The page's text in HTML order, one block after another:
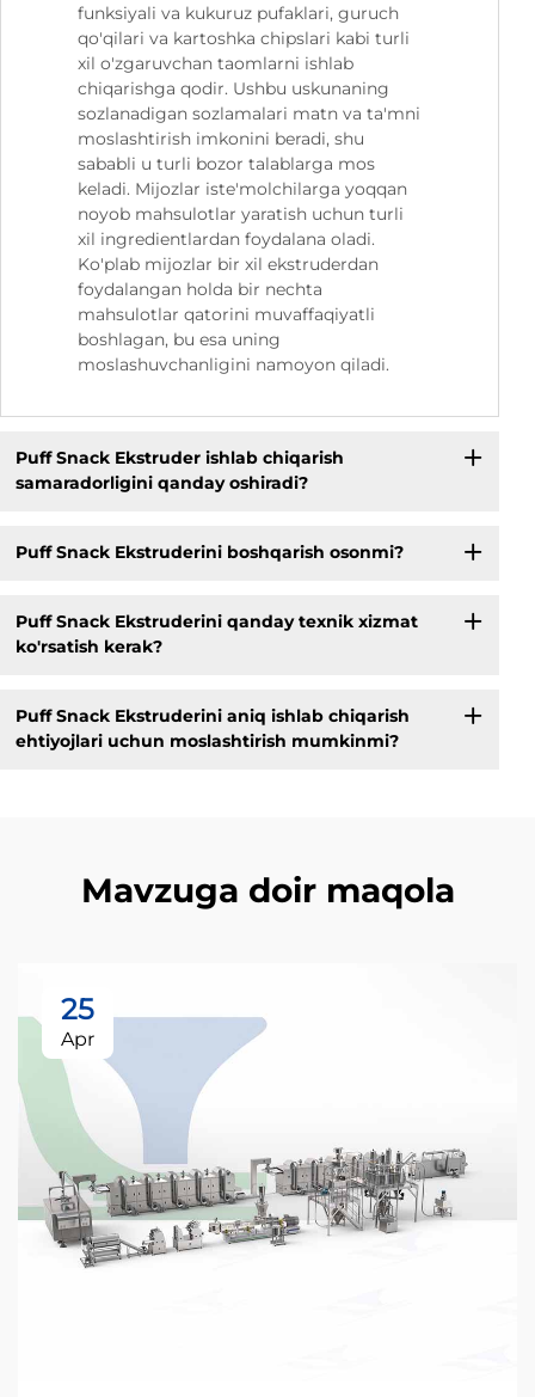
funksiyali va kukuruz pufaklari, guruch
qo'qilari va kartoshka chipslari kabi turli
xil o'zgaruvchan taomlarni ishlab
chiqarishga qodir. Ushbu uskunaning
sozlanadigan sozlamalari matn va ta'mni
moslashtirish imkonini beradi, shu
sababli u turli bozor talablarga mos
keladi. Mijozlar iste'molchilarga yoqqan
noyob mahsulotlar yaratish uchun turli
xil ingredientlardan foydalana oladi.
Ko'plab mijozlar bir xil ekstruderdan
foydalangan holda bir nechta
mahsulotlar qatorini muvaffaqiyatli
boshlagan, bu esa uning
moslashuvchanligini namoyon qiladi.
Puff Snack Ekstruder ishlab chiqarish
samaradorligini qanday oshiradi?
Puff Snack Ekstruderini boshqarish osonmi?
Puff Snack Ekstruderini qanday texnik xizmat
ko'rsatish kerak?
Puff Snack Ekstruderini aniq ishlab chiqarish
ehtiyojlari uchun moslashtirish mumkinmi?
Mavzuga doir maqola
25
Apr